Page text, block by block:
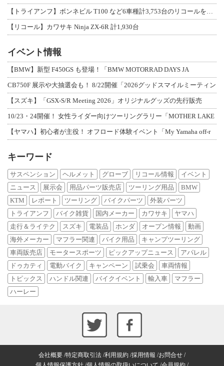
【リコール】カワサキ Ninja ZX-6R 計1,930台
イベント情報
【BMW】新型 F450GS も登場！「BMW MOTORRAD DAYS JA
CB750F 展示や大抽選会も！ 8/22開催「2026グッドスマイルミーティン
【スズキ】「GSX-S/R Meeting 2026」オリジナルグッズの先行販売
10/23・24開催！ 女性ライダー向けツーリングラリー「MOTHER LAKE
【ヤマハ】初心者が主役！ オフロード体験イベント「My Yamaha off-r
キーワード
サスペンション ヘルメット グローブ リコール情報
イベント
ニュース
展示会 用品パーツ販売店 ツーリング用品
BMW
KTM
レポート ツーリング バイクパーツ
外装パーツ
トライアンフ
バイク雑貨 国内メーカー カワサキ
ヤマハ
走行＆ライテク
スズキ 電装品 ホンダ オープン情報
動画
海外メーカー
マフラー関連 バイク用品
キャンプツーリング
車両販売店
モータースポーツ ピックアップニュース
アパレル
ドゥカティ
電動バイク キャンペーン 試乗会
車両情報
トピックス
ハンドル関連 バイクイベント 輸入車
マフラー
ハーレー
会社概要 特定商取引法 利用規約 採用情報 お問合せ